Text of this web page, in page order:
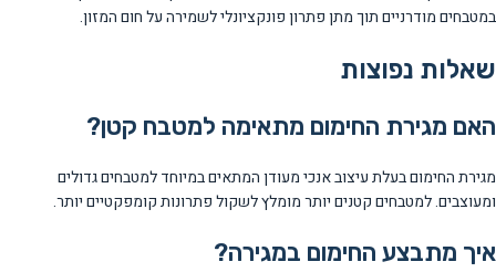
במטבחים מודרניים תוך מתן פתרון פונקציונלי לשמירה על חום המזון.
שאלות נפוצות
האם מגירת החימום מתאימה למטבח קטן?
מגירת החימום בעלת עיצוב אנכי מעודן המתאים במיוחד למטבחים גדולים
ומעוצבים. למטבחים קטנים יותר מומלץ לשקול פתרונות קומפקטיים יותר.
איך מתבצע החימום במגירה?